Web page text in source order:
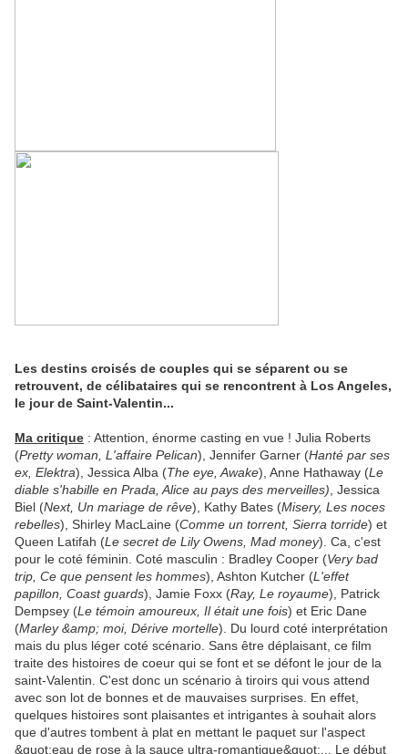
Les destins croisés de couples qui se séparent ou se
retrouvent, de célibataires qui se rencontrent à Los Angeles,
le jour de Saint-Valentin...
Ma critique : Attention, énorme casting en vue ! Julia Roberts
(Pretty woman, L'affaire Pelican), Jennifer Garner (Hanté par ses
ex, Elektra), Jessica Alba (The eye, Awake), Anne Hathaway (Le
diable s'habille en Prada, Alice au pays des merveilles) , Jessica
Biel (Next, Un mariage de rêve), Kathy Bates (Misery, Les noces
rebelles), Shirley MacLaine (Comme un torrent, Sierra torride) et
Queen Latifah (Le secret de Lily Owens, Mad money). Ca, c'est
pour le coté féminin. Coté masculin : Bradley Cooper (Very bad
trip, Ce que pensent les hommes), Ashton Kutcher (L'effet
papillon, Coast guards), Jamie Foxx (Ray, Le royaume), Patrick
Dempsey (Le témoin amoureux, Il était une fois) et Eric Dane
(Marley &amp; moi, Dérive mortelle). Du lourd coté interprétation
mais du plus léger coté scénario. Sans être déplaisant, ce film
traite des histoires de coeur qui se font et se défont le jour de la
saint-Valentin. C'est donc un scénario à tiroirs qui vous attend
avec son lot de bonnes et de mauvaises surprises. En effet,
quelques histoires sont plaisantes et intrigantes à souhait alors
que d'autres tombent à plat en mettant le paquet sur l'aspect
&quot;eau de rose à la sauce ultra-romantique&quot;... Le début